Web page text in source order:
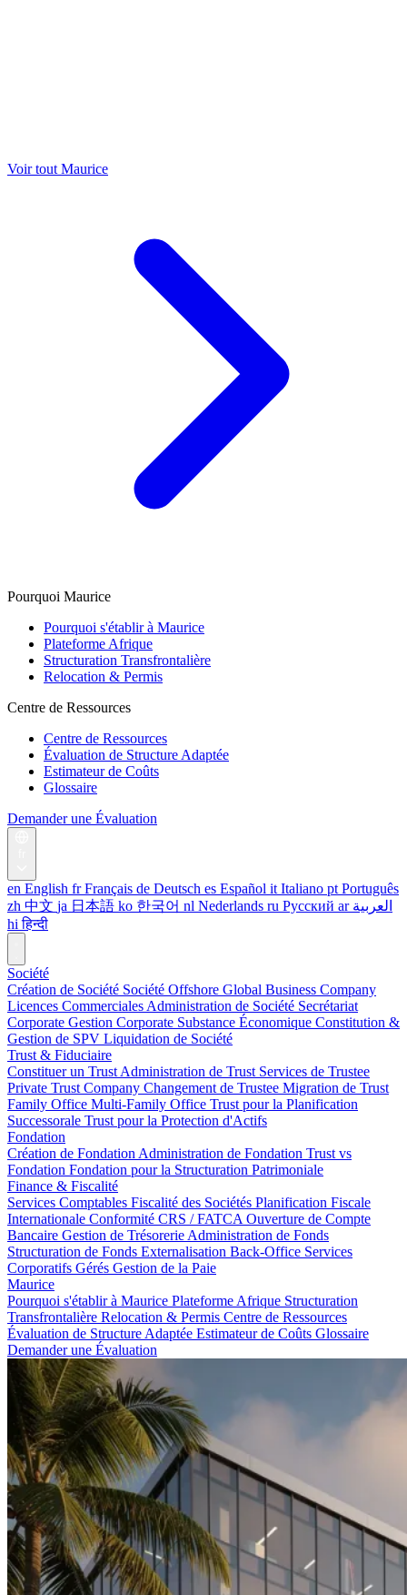
Voir tout Maurice
Pourquoi Maurice
Pourquoi s'établir à Maurice
Plateforme Afrique
Structuration Transfrontalière
Relocation & Permis
Centre de Ressources
Centre de Ressources
Évaluation de Structure Adaptée
Estimateur de Coûts
Glossaire
Demander une Évaluation
en English fr Français de Deutsch es Español it Italiano pt Português
zh 中文 ja 日本語 ko 한국어 nl Nederlands ru Русский ar العربية
hi हिन्दी
Société
Création de Société Société Offshore Global Business Company
Licences Commerciales Administration de Société Secrétariat
Corporate Gestion Corporate Substance Économique Constitution &
Gestion de SPV Liquidation de Société
Trust & Fiduciaire
Constituer un Trust Administration de Trust Services de Trustee
Private Trust Company Changement de Trustee Migration de Trust
Family Office Multi-Family Office Trust pour la Planification
Successorale Trust pour la Protection d'Actifs
Fondation
Création de Fondation Administration de Fondation Trust vs
Fondation Fondation pour la Structuration Patrimoniale
Finance & Fiscalité
Services Comptables Fiscalité des Sociétés Planification Fiscale
Internationale Conformité CRS / FATCA Ouverture de Compte
Bancaire Gestion de Trésorerie Administration de Fonds
Structuration de Fonds Externalisation Back-Office Services
Corporatifs Gérés Gestion de la Paie
Maurice
Pourquoi s'établir à Maurice Plateforme Afrique Structuration
Transfrontalière Relocation & Permis Centre de Ressources
Évaluation de Structure Adaptée Estimateur de Coûts Glossaire
Demander une Évaluation